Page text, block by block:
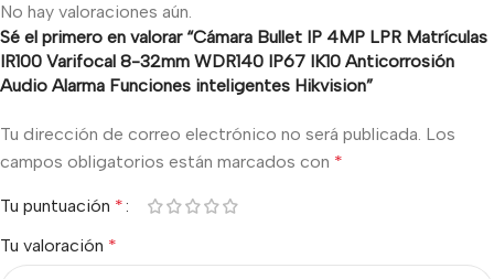
No hay valoraciones aún.
Sé el primero en valorar “Cámara Bullet IP 4MP LPR Matrículas
IR100 Varifocal 8-32mm WDR140 IP67 IK10 Anticorrosión
Audio Alarma Funciones inteligentes Hikvision”
Tu dirección de correo electrónico no será publicada. Los
campos obligatorios están marcados con *
Tu puntuación *
Tu valoración *